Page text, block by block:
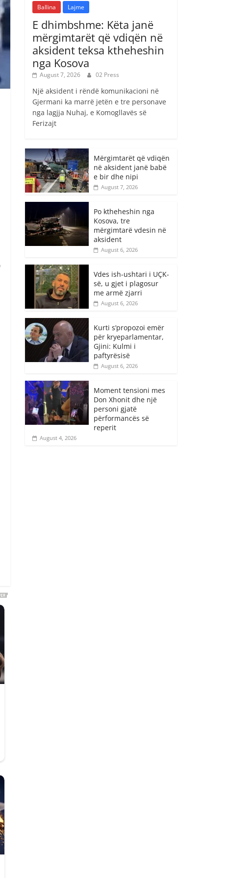
Ballina Lajme
E dhimbshme: Këta janë
mërgimtarët që vdiqën në
aksident teksa ktheheshin
nga Kosova
August 7, 2026 02 Press
Një aksident i rëndë komunikacioni në
Gjermani ka marrë jetën e tre personave
nga lagjja Nuhaj, e Komogllavës së
Ferizajt
Mërgimtarët që vdiqën
në aksident janë babë
e bir dhe nipi
August 7, 2026
Po ktheheshin nga
Kosova, tre
mërgimtarë vdesin në
aksident
August 6, 2026
Vdes ish-ushtari i UÇK-
së, u gjet i plagosur
me armë zjarri
August 6, 2026
Kurti s’propozoi emër
për kryeparlamentar,
Gjini: Kulmi i
paftyrësisë
August 6, 2026
Moment tensioni mes
Don Xhonit dhe një
personi gjatë
përformancës së
reperit
August 4, 2026